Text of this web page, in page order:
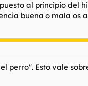
al principio del
buena o mala os
perro". Esto vale